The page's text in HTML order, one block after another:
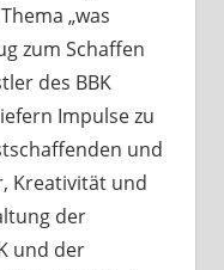
„was
zum Schaffen
des BBK
Impulse zu
und
Kreativität und
der
und der